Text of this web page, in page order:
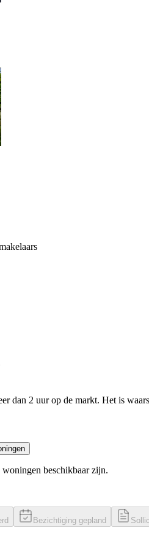
dan 2 uur op de markt. Het is
beschikbaar zijn.
Bezichtiging gepland